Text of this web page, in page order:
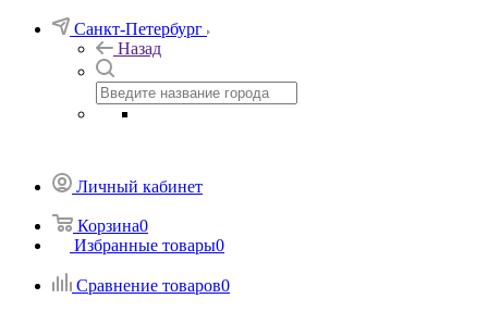
Санкт-Петербург
Назад
Личный кабинет
Корзина0
Избранные товары0
Сравнение товаров0